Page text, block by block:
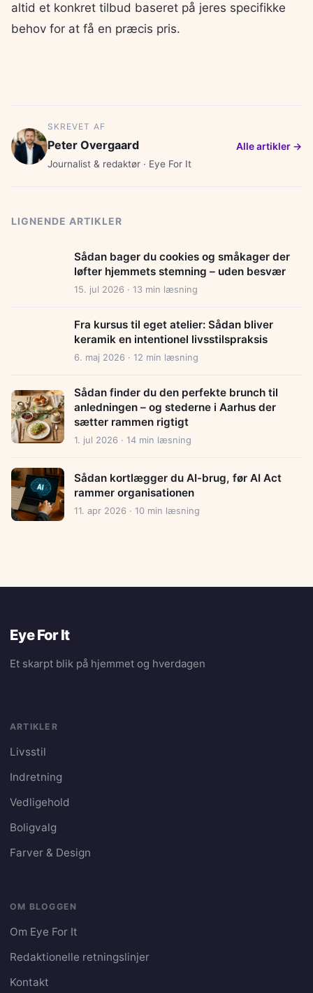
altid et konkret tilbud baseret på jeres specifikke
behov for at få en præcis pris.
SKREVET AF
Peter Overgaard
Journalist & redaktør · Eye For It
Alle artikler →
LIGNENDE ARTIKLER
Sådan bager du cookies og småkager der
løfter hjemmets stemning – uden besvær
15. jul 2026 · 13 min læsning
Fra kursus til eget atelier: Sådan bliver
keramik en intentionel livsstilspraksis
6. maj 2026 · 12 min læsning
Sådan finder du den perfekte brunch til
anledningen – og stederne i Aarhus der
sætter rammen rigtigt
1. jul 2026 · 14 min læsning
Sådan kortlægger du AI-brug, før AI Act
rammer organisationen
11. apr 2026 · 10 min læsning
Eye For It
Et skarpt blik på hjemmet og hverdagen
ARTIKLER
Livsstil
Indretning
Vedligehold
Boligvalg
Farver & Design
OM BLOGGEN
Om Eye For It
Redaktionelle retningslinjer
Kontakt